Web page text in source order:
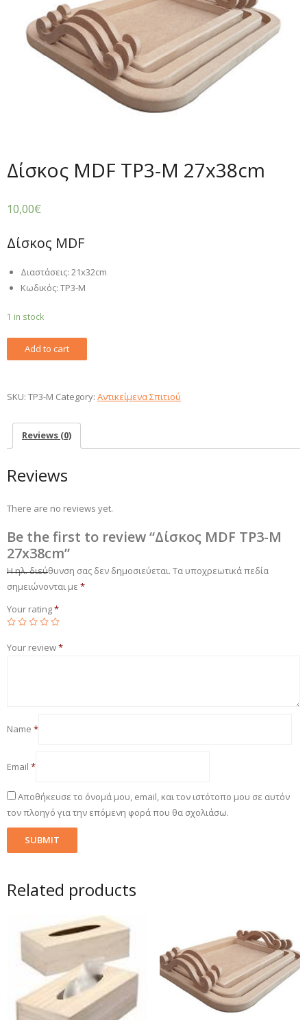
Δίσκος MDF TP3-M 27x38cm
10,00€
Δίσκος MDF
Διαστάσεις: 21x32cm
Κωδικός: TP3-M
1 in stock
Δίσκος
MDF
M
quantity
Add to cart
SKU: TP3-M Category: Αντικείμενα Σπιτιού
Reviews (0)
Reviews
There are no reviews yet.
Be the first to review “Δίσκος MDF TP3-M
27x38cm”
Η ηλ. διεύθυνση σας δεν δημοσιεύεται. Τα υποχρεωτικά πεδία
σημειώνονται με *
Your rating*
Your review*
Name *
Email *
Αποθήκευσε το όνομά μου, email, και τον ιστότοπο μου σε αυτόν
τον πλοηγό για την επόμενη φορά που θα σχολιάσω.
Related products